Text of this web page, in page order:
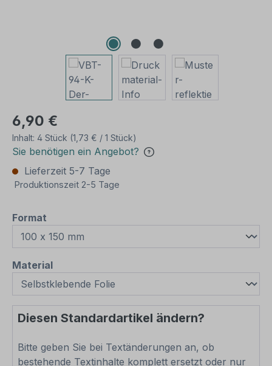
6,90 €
Inhalt: 4 Stück (1,73 € / 1 Stück)
Sie benötigen ein Angebot?
Lieferzeit 5-7 Tage
Produktionszeit 2-5 Tage
Format
Materialauswählen
Diesen Standardartikel ändern?
Bitte geben Sie bei Textänderungen an, ob
bestehende Textinhalte komplett ersetzt oder nur